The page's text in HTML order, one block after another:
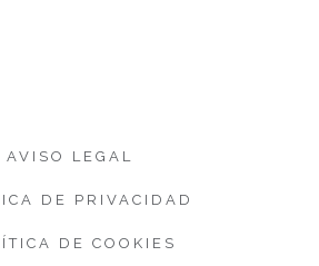
AVISO LEGAL
DE PRIVACIDAD
DE COOKIES